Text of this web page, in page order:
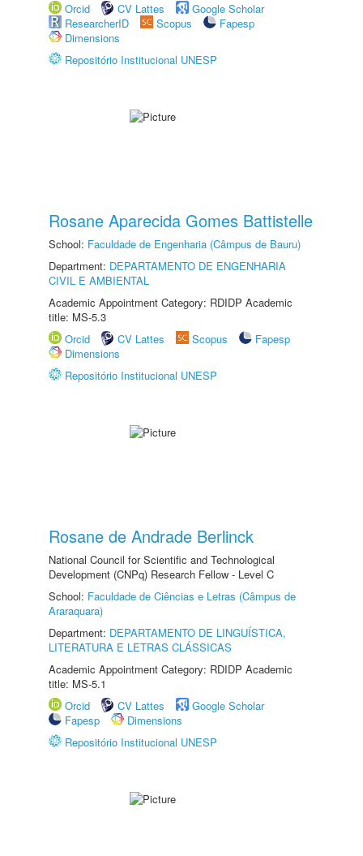
Orcid
CV Lattes
Google Scholar
ResearcherID
Scopus
Fapesp
Dimensions
Repositório Institucional UNESP
Rosane Aparecida Gomes Battistelle
School: Faculdade de Engenharia (Câmpus de Bauru)
Department: DEPARTAMENTO DE ENGENHARIA
CIVIL E AMBIENTAL
Academic Appointment Category: RDIDP Academic
title: MS-5.3
Orcid
CV Lattes Scopus
Fapesp
Dimensions
Repositório Institucional UNESP
Rosane de Andrade Berlinck
National Council for Scientific and Technological
Development (CNPq) Research Fellow - Level C
School: Faculdade de Ciências e Letras (Câmpus de
Araraquara)
Department: DEPARTAMENTO DE LINGUÍSTICA,
LITERATURA E LETRAS CLÁSSICAS
Academic Appointment Category: RDIDP Academic
title: MS-5.1
Orcid
CV Lattes
Google Scholar
Fapesp
Dimensions
Repositório Institucional UNESP